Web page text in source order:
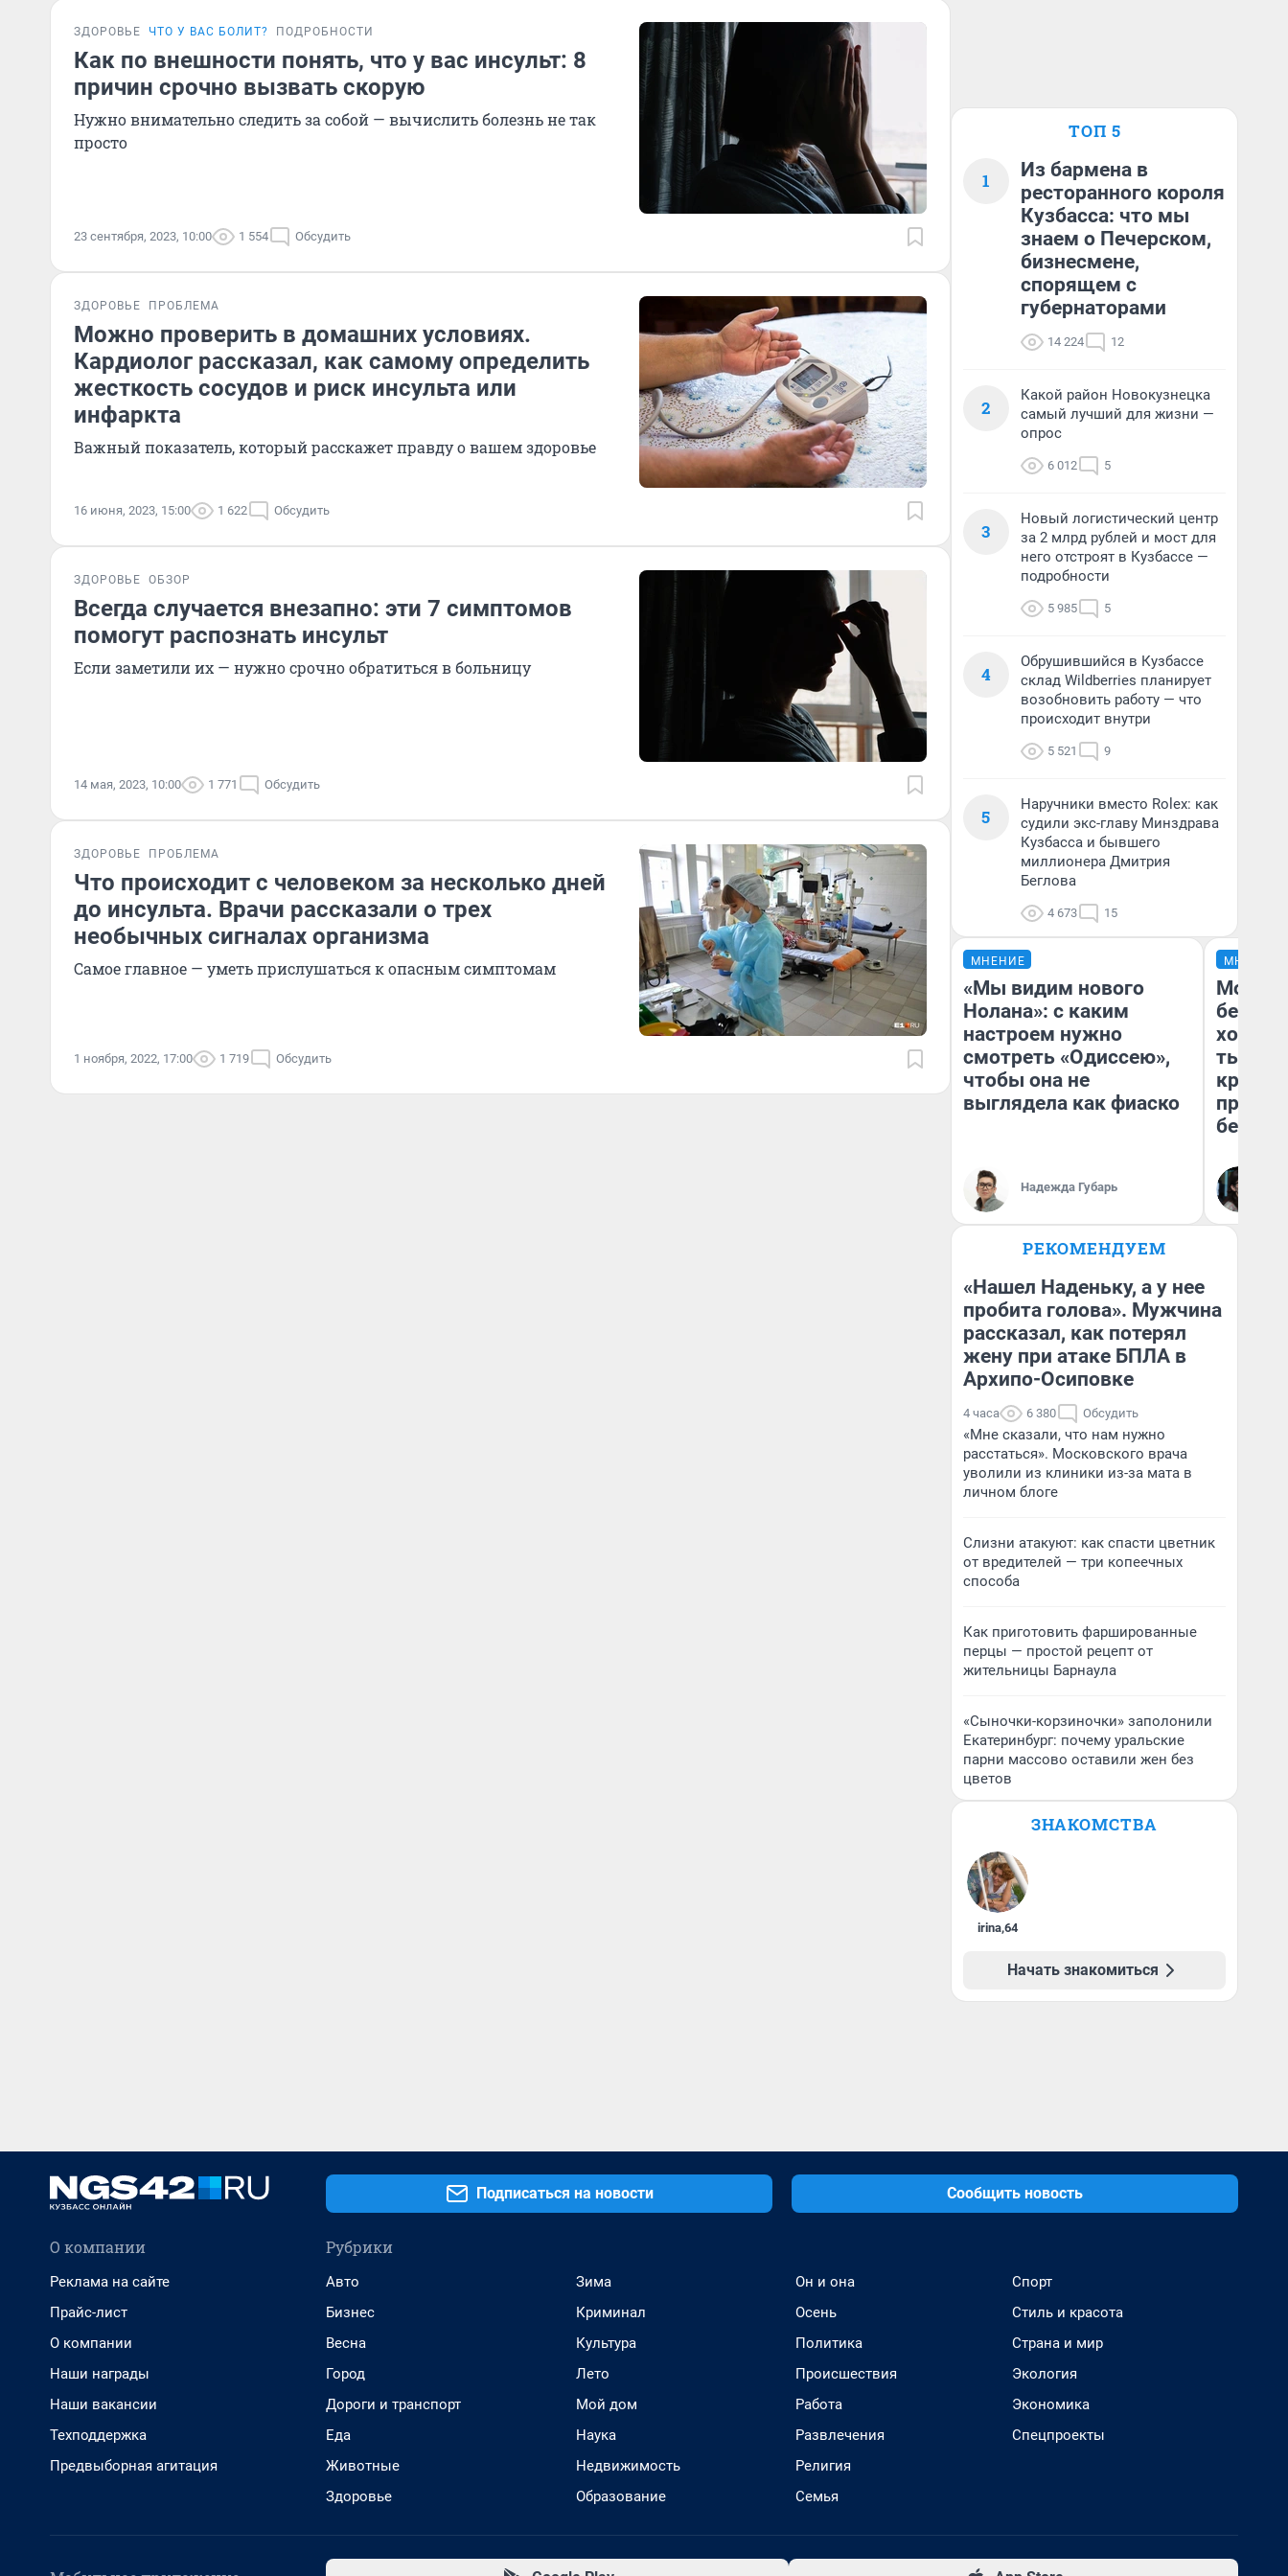
ЗДОРОВЬЕ ЧТО У ВАС БОЛИТ? ПОДРОБНОСТИ
Как по внешности понять, что у вас инсульт: 8
причин срочно вызвать скорую
Нужно внимательно следить за собой — вычислить болезнь не так
просто
23 сентября, 2023, 10:00 1 554 Обсудить
ЗДОРОВЬЕ ПРОБЛЕМА
Можно проверить в домашних условиях.
Кардиолог рассказал, как самому определить
жесткость сосудов и риск инсульта или
инфаркта
Важный показатель, который расскажет правду о вашем здоровье
16 июня, 2023, 15:00 1 622 Обсудить
ЗДОРОВЬЕ ОБЗОР
Всегда случается внезапно: эти 7 симптомов
помогут распознать инсульт
Если заметили их — нужно срочно обратиться в больницу
14 мая, 2023, 10:00 1 771 Обсудить
ЗДОРОВЬЕ ПРОБЛЕМА
Что происходит с человеком за несколько дней
до инсульта. Врачи рассказали о трех
необычных сигналах организма
Самое главное — уметь прислушаться к опасным симптомам
1 ноября, 2022, 17:00 1 719 Обсудить
ТОП 5
1
Из бармена в
ресторанного короля
Кузбасса: что мы
знаем о Печерском,
бизнесмене,
спорящем с
губернаторами
14 224 12
2
Какой район Новокузнецка
самый лучший для жизни —
опрос
6 012 5
3
Новый логистический центр
за 2 млрд рублей и мост для
него отстроят в Кузбассе —
подробности
5 985 5
4
Обрушившийся в Кузбассе
склад Wildberries планирует
возобновить работу — что
происходит внутри
5 521 9
5
Наручники вместо Rolex: как
судили экс-главу Минздрава
Кузбасса и бывшего
миллионера Дмитрия
Беглова
4 673 15
МНЕНИЕ
«Мы видим нового
Нолана»: с каким
настроем нужно
смотреть «Одиссею»,
чтобы она не
выглядела как фиаско
Надежда Губарь
МНЕНИЕ
Мой
хотела
тысяч,
РЕКОМЕНДУЕМ
«Нашел Наденьку, а у нее
пробита голова». Мужчина
рассказал, как потерял
жену при атаке БПЛА в
Архипо-Осиповке
4 часа 6 380 Обсудить
«Мне сказали, что нам нужно
расстаться». Московского врача
уволили из клиники из-за мата в
личном блоге
Слизни атакуют: как спасти цветник
от вредителей — три копеечных
способа
Как приготовить фаршированные
перцы — простой рецепт от
жительницы Барнаула
«Сыночки-корзиночки» заполонили
Екатеринбург: почему уральские
парни массово оставили жен без
цветов
ЗНАКОМСТВА
irina,64
Начать знакомиться
Подписаться на новости Сообщить новость
О компании
Реклама на сайте
Прайс-лист
О компании
Наши награды
Наши вакансии
Техподдержка
Предвыборная агитация
Рубрики
Авто
Бизнес
Весна
Город
Дороги и транспорт
Еда
Животные
Здоровье
Зима
Криминал
Культура
Лето
Мой дом
Наука
Недвижимость
Образование
Он и она
Осень
Политика
Происшествия
Работа
Развлечения
Религия
Семья
Спорт
Стиль и красота
Страна и мир
Экология
Экономика
Спецпроекты